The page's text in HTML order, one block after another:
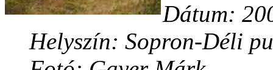
Dátum:
Helyszín: Sopron-Déli